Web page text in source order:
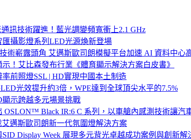
訊技術躍進！藍光調變頻寬衝上2.1 GHz
攝影燈系列LED光源煥新登場
術嶄露頭角 艾邁斯歐司朗模擬平台加速 AI 資料中心
！艾比森發布行業《體育顯示解決方案白皮書》
前照燈SSL | HD實現中國本土制造
光效提升約3倍，WPE達到全球頂尖水平的7.5%
示跨越多元場景挑戰
OSLON™ Black IR:6 C 系列，以車艙內感測技術讓汽
艾邁斯歐司朗新一代氛圍燈解決方案
Display Week 展現多元背光卓越成功案例與創新解